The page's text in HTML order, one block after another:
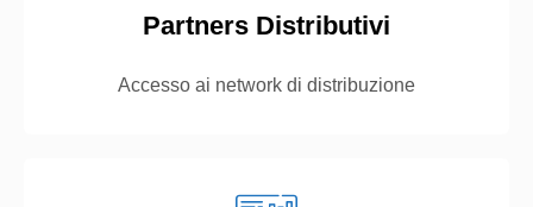
Partners Distributivi
Accesso ai network di distribuzione